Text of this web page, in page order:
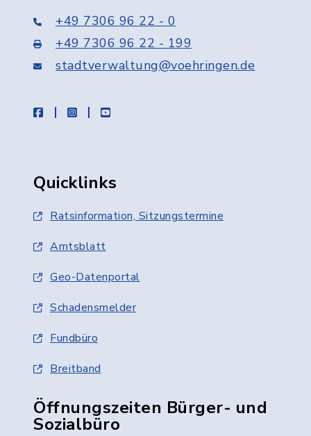
+49 7306 96 22 - 0
+49 7306 96 22 - 199
stadtverwaltung@voehringen.de
facebookinstagramyoutube
Quicklinks
Ratsinformation, Sitzungstermine
Amtsblatt
Geo-Datenportal
Schadensmelder
Fundbüro
Breitband
Öffnungszeiten Bürger- und
Sozialbüro